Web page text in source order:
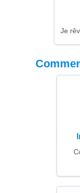
Je